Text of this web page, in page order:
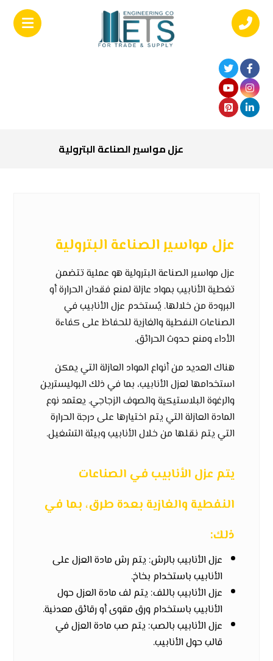
عزل مواسير الصناعة البترولية
عزل مواسير الصناعة البترولية
عزل مواسير الصناعة البترولية هو عملية تتضمن
تغطية الأنابيب بمواد عازلة لمنع فقدان الحرارة أو
البرودة من خلالها. يُستخدم عزل الأنابيب في
الصناعات النفطية والغازية للحفاظ على كفاءة
الأداء ومنع حدوث الحرائق.
هناك العديد من أنواع المواد العازلة التي يمكن
استخدامها لعزل الأنابيب، بما في ذلك البوليسترين
والرغوة البلاستيكية والصوف الزجاجي. يعتمد نوع
المادة العازلة التي يتم اختيارها على درجة الحرارة
التي يتم نقلها من خلال الأنابيب وبيئة التشغيل.
يتم عزل الأنابيب في الصناعات
النفطية والغازية بعدة طرق، بما في
ذلك:
عزل الأنابيب بالرش: يتم رش مادة العزل على
الأنابيب باستخدام بخاخ.
عزل الأنابيب باللف: يتم لف مادة العزل حول
الأنابيب باستخدام ورق مقوى أو رقائق معدنية.
عزل الأنابيب بالصب: يتم صب مادة العزل في
قالب حول الأنابيب.